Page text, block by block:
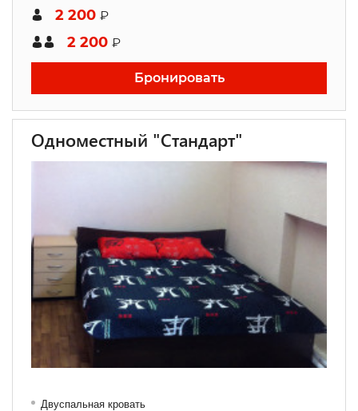
2 200 ₽
2 200 ₽
Бронировать
Одноместный "Стандарт"
Двуспальная кровать